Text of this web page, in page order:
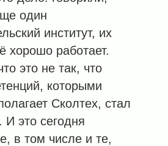
один
институт, их
хорошо работает.
это не так, что
которыми
Сколтех, стал
это сегодня
в том числе и те,